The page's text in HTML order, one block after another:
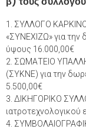
1. ΣΥΛΛΟΓΟ
«ΣΥΝΕΧΙΖΩ» για την
ύψους 16.000,00€
2. ΣΩΜΑΤΕΙΟ
(ΣΥΚΝΕ) για την
5.500,00€
3. ΔΙΚΗΓΟΡΙΚΟ
4.